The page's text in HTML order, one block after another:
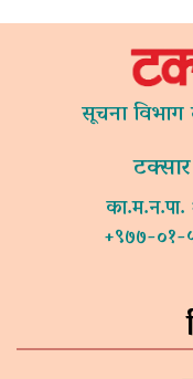
सूचना
का.म.न.पा.
+९७७-